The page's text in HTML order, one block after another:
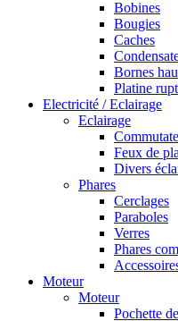
Bobines
Bougies
Caches
Bornes
Platine
Electricité / Eclairage
Eclairage
Feux de
Divers
Phares
Cerclages
Paraboles
Verres
Phares
Moteur
Moteur
Pochette